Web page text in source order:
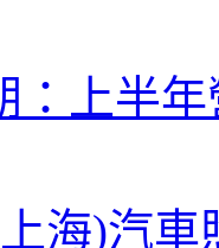
：上半
海)汽